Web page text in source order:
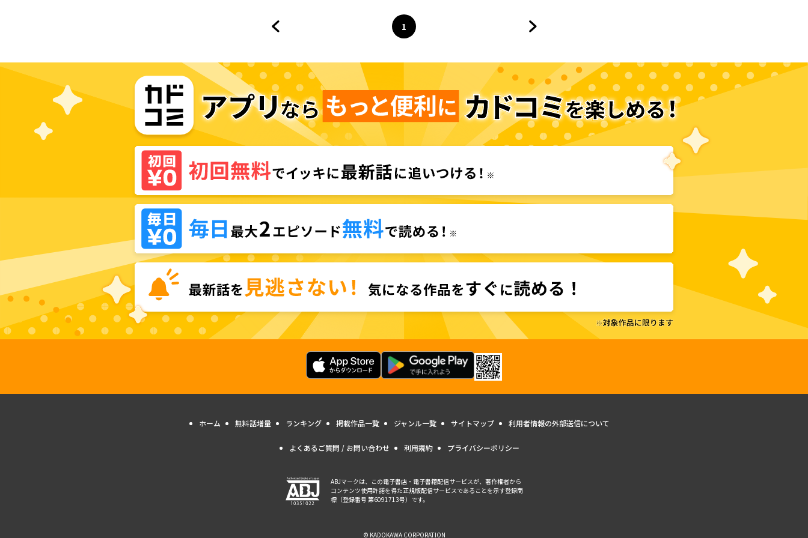
ページ
1
へ
ホーム 無料話増量 ランキング 掲載作品一覧 ジャンル一覧 サイトマップ 利用者情報の外部送信について
よくあるご質問 / お問い合わせ 利用規約 プライバシーポリシー
ABJマークは、この電子書店・電子書籍配信サービスが、著作権者から
コンテンツ使用許諾を得た正規版配信サービスであることを示す登録商
標（登録番号 第6091713号）です。
© KADOKAWA CORPORATION